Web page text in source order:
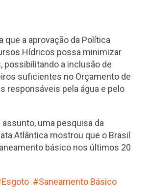
que a aprovação da Política
Hídricos possa minimizar
possibilitando a inclusão de
suficientes no Orçamento de
responsáveis pela água e pelo
uma pesquisa da
Atlântica mostrou que o Brasil
básico nos últimos 20
Esgoto Saneamento Básico